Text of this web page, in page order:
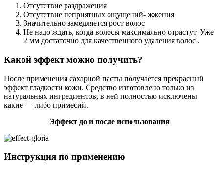
Отсутствие раздражения
Отсутствие неприятных ощущений- жжения
Значительно замедляется рост волос
Не надо ждать, когда волосы максимально отрастут. Уже
2 мм достаточно для качественного удаления волос!.
Какой эффект можно получить?
После применения сахарной пасты получается прекрасный
эффект гладкости кожи. Средство изготовлено только из
натуральных ингредиентов, в ней полностью исключены
какие — либо примесий.
Эффект до и после использования
Инструкция по применению